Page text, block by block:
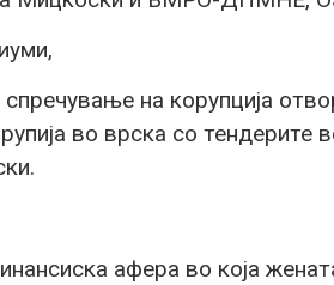
на корупција
во врска со тендерите
афера во која